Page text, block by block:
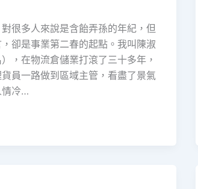
很多人來說是含飴弄孫的年紀，但
卻是事業第二春的起點。我叫陳淑
，在物流倉儲業打滾了三十多年，
員一路做到區域主管，看盡了景氣
情冷…